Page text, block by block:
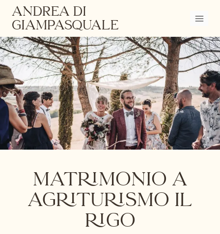
contenuto
ANDREA DI
GIAMPASQUALE
MATRIMONIO A
AGRITURISMO IL
RIGO